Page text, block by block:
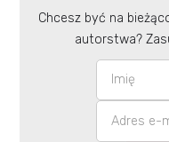
Chcesz być na
autorstwa?